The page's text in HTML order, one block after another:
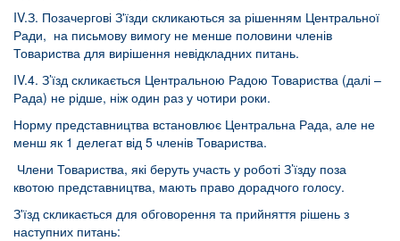
IV.З. Позачергові З'їзди скликаються за рішенням Центральної
Ради, на письмову вимогу не менше половини членів
Товариства для вирішення невідкладних питань.
IV.4. З’їзд скликається Центральною Радою Товариства (далі –
Рада) не рідше, ніж один раз у чотири роки.
Норму представництва встановлює Центральна Рада, але не
менш як 1 делегат від 5 членів Товариства.
Члени Товариства, які беруть участь у роботі З’їзду поза
квотою представництва, мають право дорадчого голосу.
З'їзд скликається для обговорення та прийняття рішень з
наступних питань: